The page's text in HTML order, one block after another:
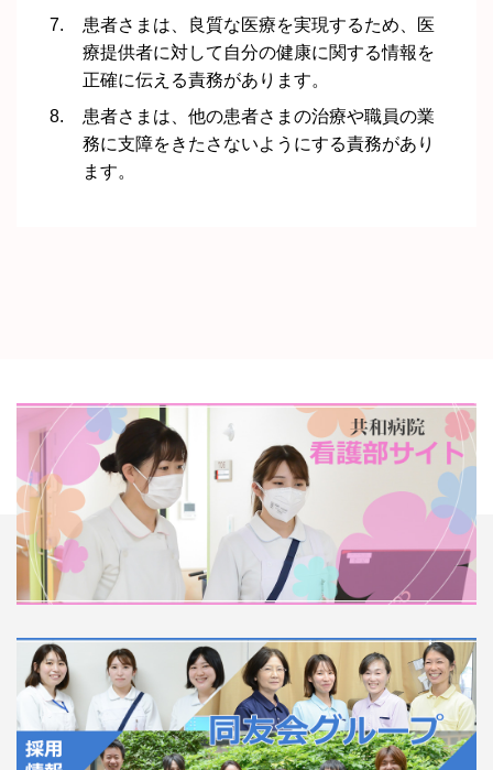
患者さまは、良質な医療を実現するため、医
療提供者に対して自分の健康に関する情報を
正確に伝える責務があります。
患者さまは、他の患者さまの治療や職員の業
務に支障をきたさないようにする責務があり
ます。